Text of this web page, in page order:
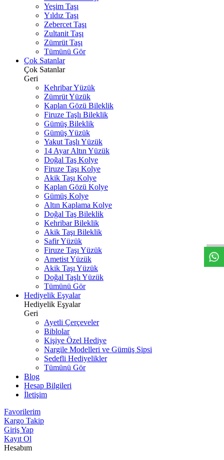
Yeşim Taşı
Yıldız Taşı
Zebercet Taşı
Zultanit Taşı
Zümrüt Taşı
Tümünü Gör
Çok Satanlar
Çok Satanlar
Geri
Kehribar Yüzük
Zümrüt Yüzük
Kaplan Gözü Bileklik
Firuze Taşlı Bileklik
Gümüş Bileklik
Gümüş Yüzük
Yakut Taşlı Yüzük
14 Ayar Altın Yüzük
Doğal Taş Kolye
Firuze Taşı Kolye
Akik Taşı Kolye
Kaplan Gözü Kolye
Gümüş Kolye
Altın Kaplama Kolye
Doğal Taş Bileklik
Kehribar Bileklik
Akik Taşı Bileklik
Safir Yüzük
Firuze Taşı Yüzük
Ametist Yüzük
Akik Taşı Yüzük
Doğal Taşlı Yüzük
Tümünü Gör
Hediyelik Eşyalar
Hediyelik Eşyalar
Geri
Ayetli Çerçeveler
Biblolar
Kişiye Özel Hediye
Nargile Modelleri ve Gümüş Sipsi
Sedefli Hediyelikler
Tümünü Gör
Blog
Hesap Bilgileri
İletişim
Favorilerim
Kargo Takip
Giriş Yap
Kayıt Ol
Hesabım